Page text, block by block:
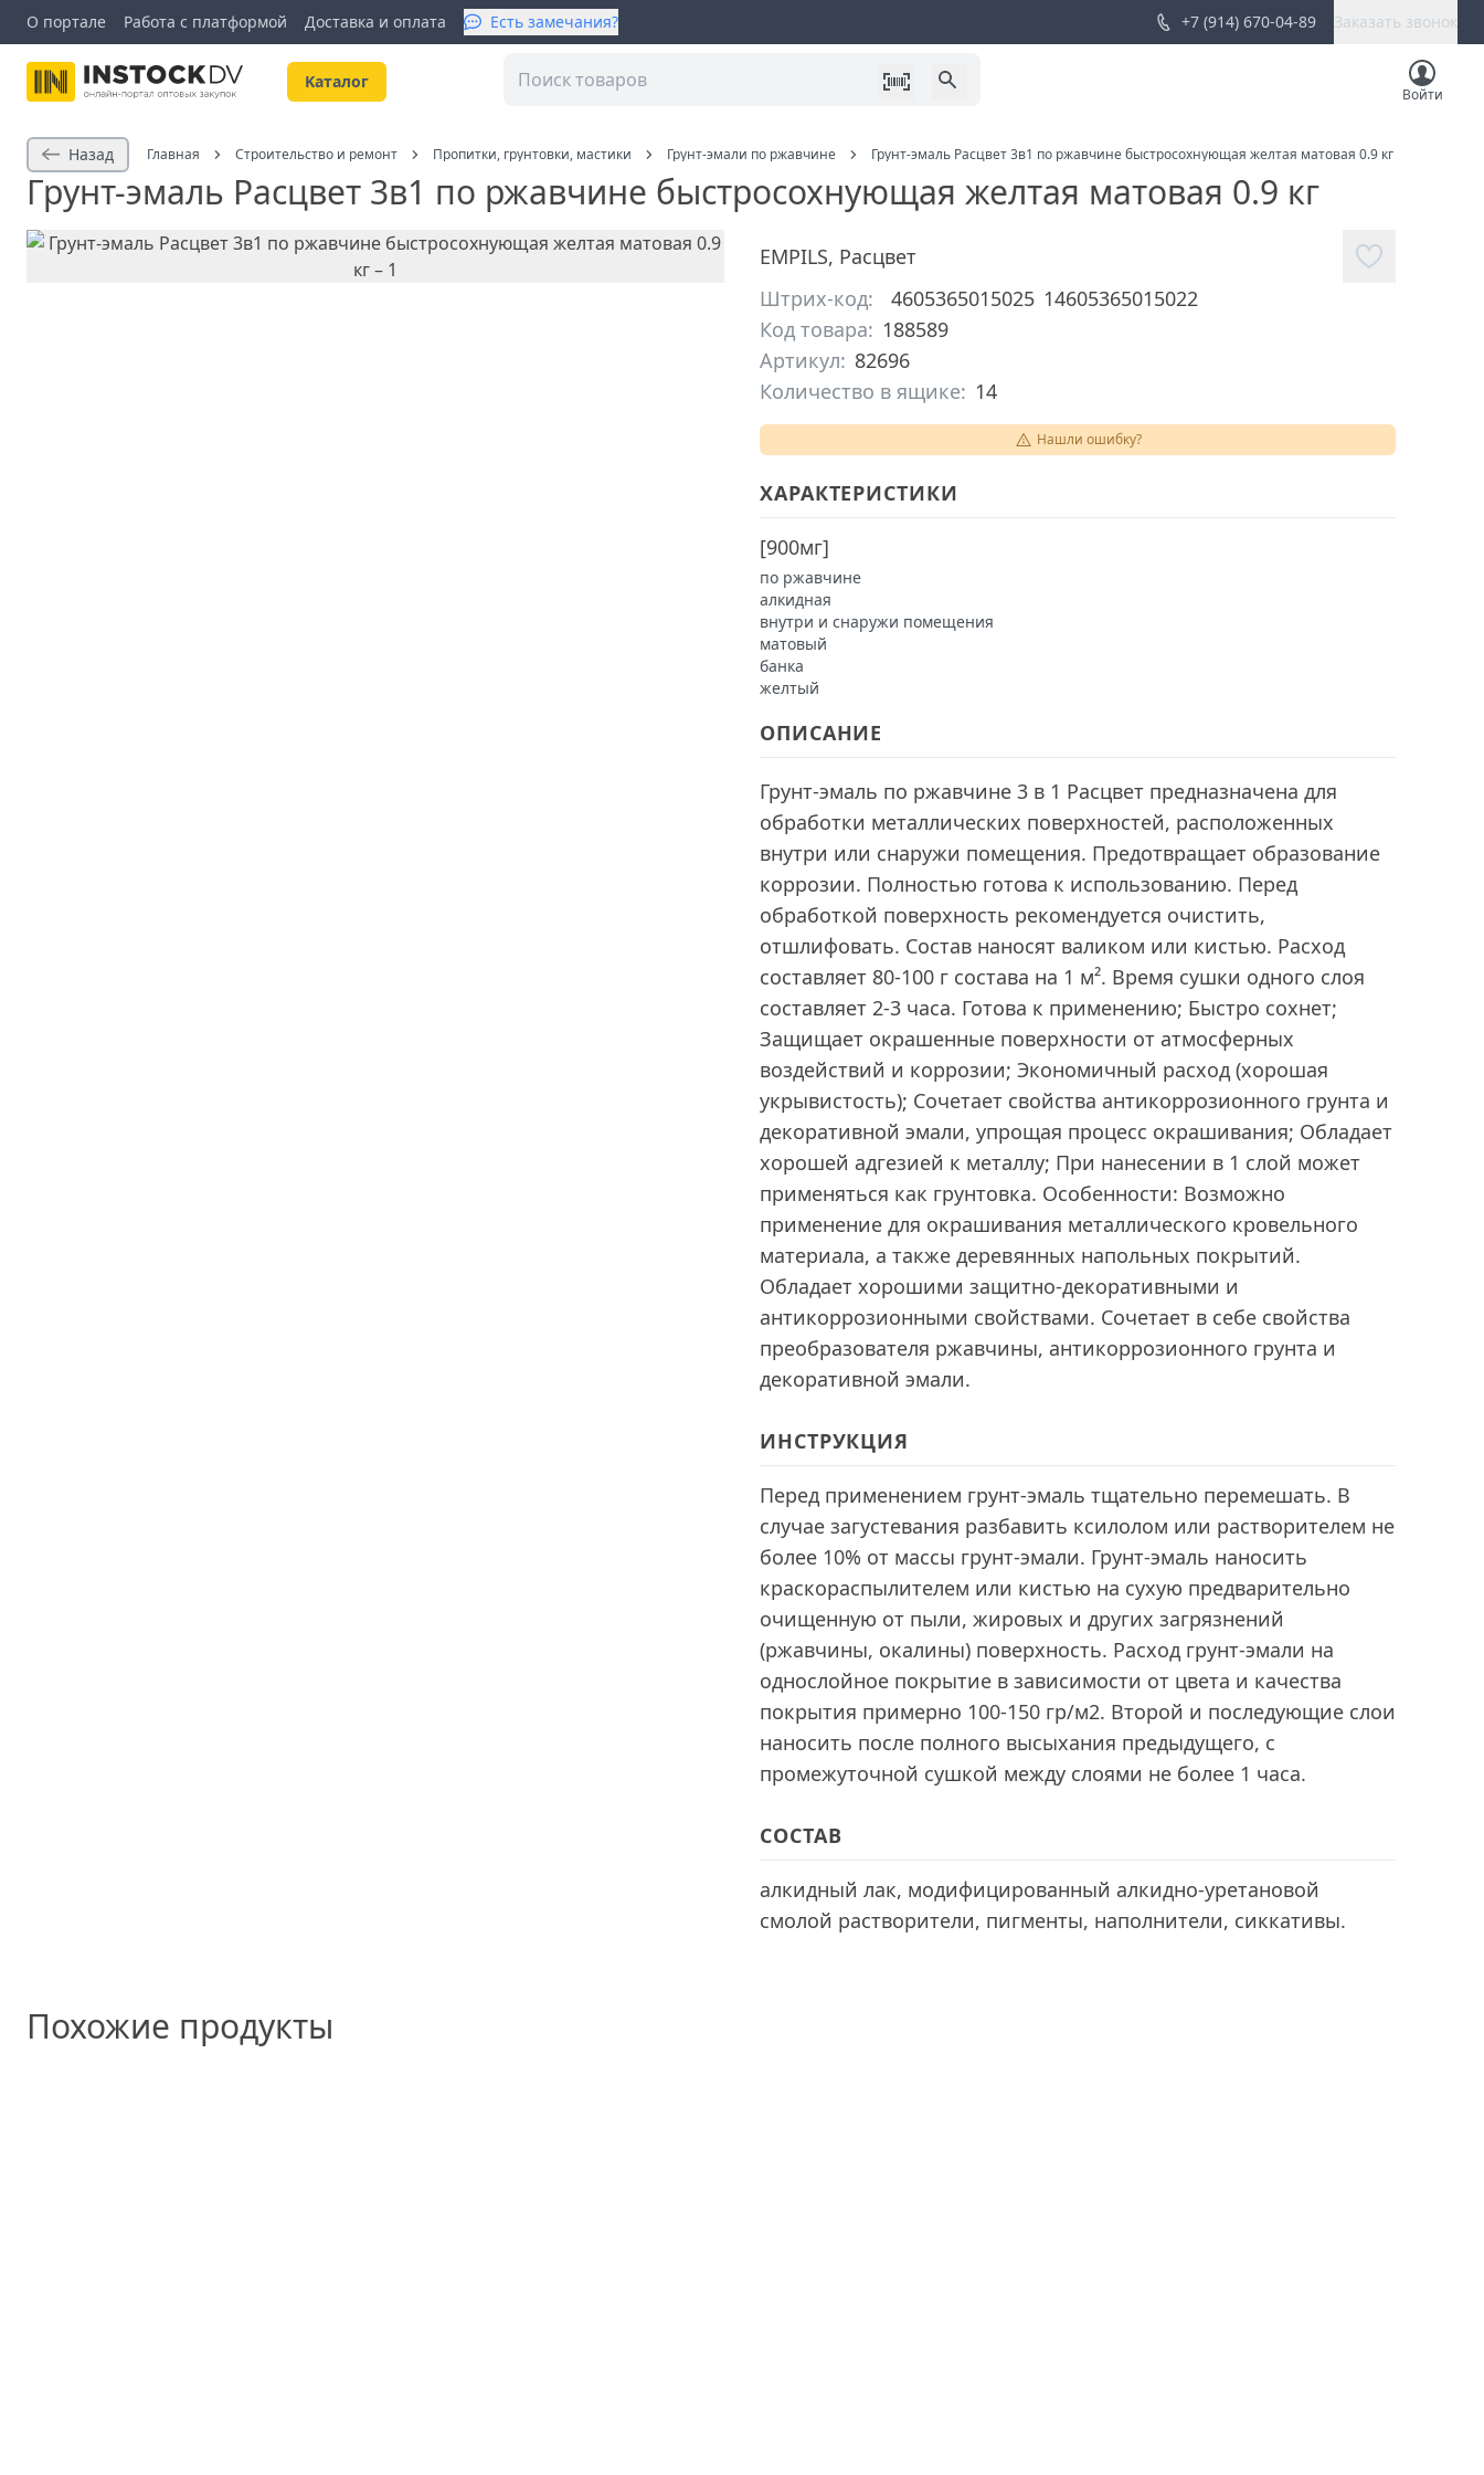
О портале Работа с платформой Доставка и оплата Есть замечания? +7 (914) 670-04-89 Заказать звонок
Kаталог
Войти
Назад Главная Строительство и ремонт Пропитки, грунтовки, мастики Грунт-эмали по ржавчине Грунт-эмаль Расцвет 3в1 по ржавчине быстросохнующая желтая матовая 0.9 кг
Грунт-эмаль Расцвет 3в1 по ржавчине быстросохнующая желтая матовая 0.9 кг
EMPILS, Расцвет
Штрих-код:
4605365015025 14605365015022
Код товара: 188589
Артикул: 82696
Количество в ящике: 14
Нашли ошибку?
ХАРАКТЕРИСТИКИ
[900мг]
по ржавчине
алкидная
внутри и снаружи помещения
матовый
банка
желтый
ОПИСАНИЕ
Грунт-эмаль по ржавчине 3 в 1 Расцвет предназначена для
обработки металлических поверхностей, расположенных
внутри или снаружи помещения. Предотвращает образование
коррозии. Полностью готова к использованию. Перед
обработкой поверхность рекомендуется очистить,
отшлифовать. Состав наносят валиком или кистью. Расход
составляет 80-100 г состава на 1 м². Время сушки одного слоя
составляет 2-3 часа. Готова к применению; Быстро сохнет;
Защищает окрашенные поверхности от атмосферных
воздействий и коррозии; Экономичный расход (хорошая
укрывистость); Сочетает свойства антикоррозионного грунта и
декоративной эмали, упрощая процесс окрашивания; Обладает
хорошей адгезией к металлу; При нанесении в 1 слой может
применяться как грунтовка. Особенности: Возможно
применение для окрашивания металлического кровельного
материала, а также деревянных напольных покрытий.
Обладает хорошими защитно-декоративными и
антикоррозионными свойствами. Сочетает в себе свойства
преобразователя ржавчины, антикоррозионного грунта и
декоративной эмали.
ИНСТРУКЦИЯ
Перед применением грунт-эмаль тщательно перемешать. В
случае загустевания разбавить ксилолом или растворителем не
более 10% от массы грунт-эмали. Грунт-эмаль наносить
краскораспылителем или кистью на сухую предварительно
очищенную от пыли, жировых и других загрязнений
(ржавчины, окалины) поверхность. Расход грунт-эмали на
однослойное покрытие в зависимости от цвета и качества
покрытия примерно 100-150 гр/м2. Второй и последующие слои
наносить после полного высыхания предыдущего, с
промежуточной сушкой между слоями не более 1 часа.
СОСТАВ
алкидный лак, модифицированный алкидно-уретановой
смолой растворители, пигменты, наполнители, сиккативы.
Похожие продукты